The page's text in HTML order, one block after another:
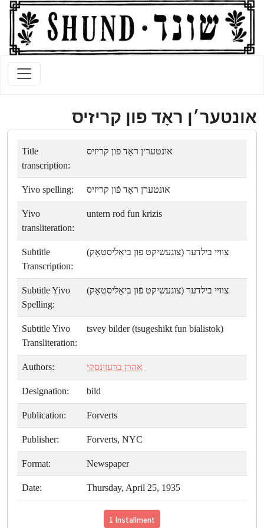
אונטער׳ן ראָד פון קריזיס
Title
transcription:
אונטער׳ן ראָד פון קריזיס
Yivo spelling: אונטערן ראָד פֿון קריזיס
Yivo
transliteration:
untern rod fun krizis
Subtitle
Transcription:
צװײ בילדער (צוגעשיקט פון ביאַליסטאָק)
Subtitle Yivo
Spelling:
צװײ בילדער (צוגעשיקט פֿון ביאַליסטאָק)
Subtitle Yivo
Transliteration:
tsvey bilder (tsugeshikt fun bialistok)
Authors: אַהרן ברעזינסקי
Designation: bild
Publication: Forverts
Publisher: Forverts, NYC
Format: Newspaper
Date: Thursday, April 25, 1935
1 Installment